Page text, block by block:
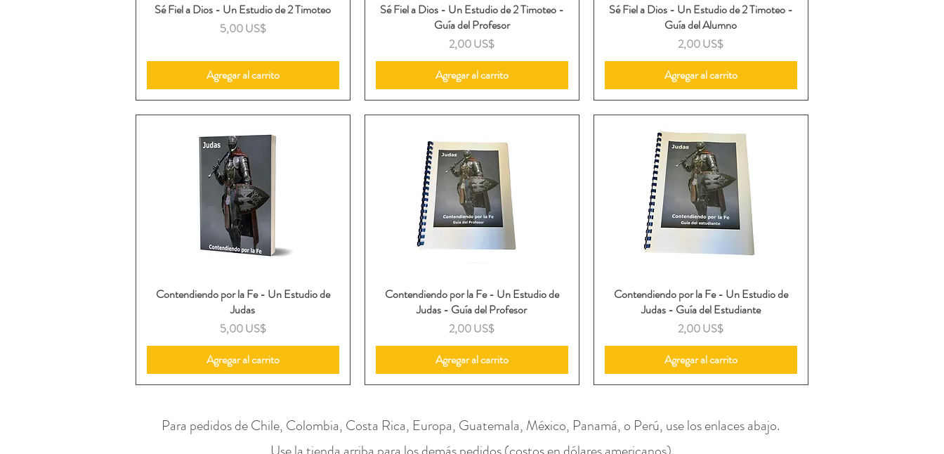
Vista rápida
Sé Fiel a Dios - Un Estudio de 2 Timoteo
Precio
5,00 US$
Agregar al carrito
Vista rápida
Sé Fiel a Dios - Un Estudio de 2 Timoteo -
Guía del Profesor
Precio
2,00 US$
Agregar al carrito
Vista rápida
Sé Fiel a Dios - Un Estudio de 2 Timoteo -
Guía del Alumno
Precio
2,00 US$
Agregar al carrito
Vista rápida
Contendiendo por la Fe - Un Estudio de
Judas
Precio
5,00 US$
Agregar al carrito
Vista rápida
Contendiendo por la Fe - Un Estudio de
Judas - Guía del Profesor
Precio
2,00 US$
Agregar al carrito
Vista rápida
Contendiendo por la Fe - Un Estudio de
Judas - Guía del Estudiante
Precio
2,00 US$
Agregar al carrito
Para pedidos de Chile, Colombia, Costa Rica, Europa, Guatemala, México, Panamá, o Perú, use los enlaces abajo.